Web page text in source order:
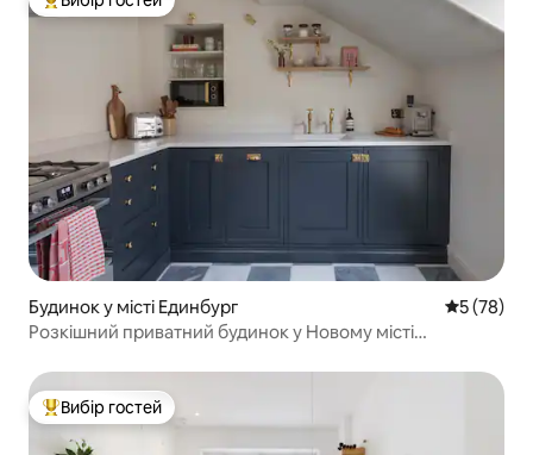
Топ вибір гостей
Будинок у місті Единбург Середня
5 (78)
Розкішний приватний будинок у Новому місті
Топ вибір гостей
Вибір гостей